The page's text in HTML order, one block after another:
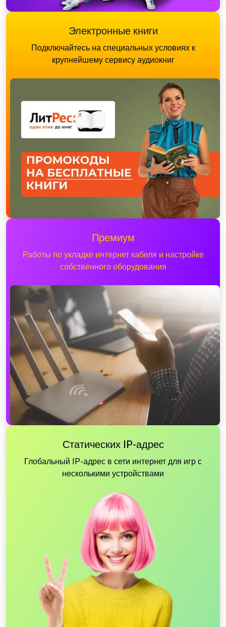
Электронные книги
Подключайтесь на специальных условиях к
крупнейшему сервису аудиокниг
Премиум
Работы по укладке интернет кабеля и настройке
собственного оборудования
Статических IP-адрес
Глобальный IP-адрес в сети интернет для игр с
несколькими устройствами